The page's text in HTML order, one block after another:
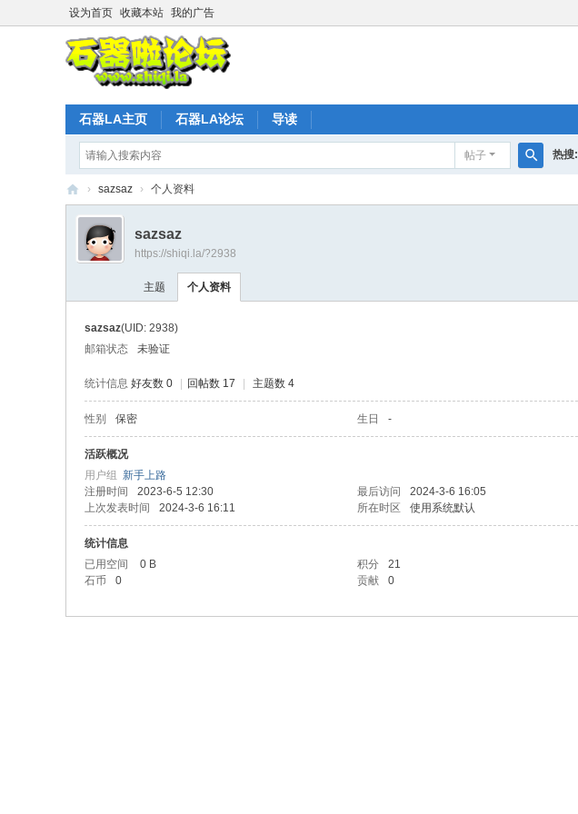
设为首页 收藏本站 我的广告
石器LA主页 石器LA论坛 导读
帖子
索
热搜:
石
时
› sazsaz › 个人资料
sazsaz
https://shiqi.la/?2938
主题 个人资料
sazsaz(UID: 2938)
邮箱状态
未验证
统计信息 好友数 0 回帖数 17 主题数 4
性别 保密 生日 -
活跃概况
用户组 新手上路
注册时间
2023-6-5 12:30 最后访问 2024-3-6 16:05
上次发表时间
2024-3-6 16:11 所在时区 使用系统默认
统计信息
已用空间
0 B 积分 21
石币
0 贡献 0